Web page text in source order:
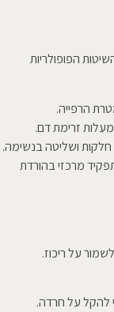
הפופולריות
הרפייה.
זרימת דם.
חלקות ושליטה בנשימה.
מרכזי בהורדת
על ריכוז.